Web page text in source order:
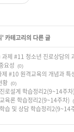
' 카테고리의 다른 글
제 #11 청소년 진로상담의
요성
(0)
#10 원격교육의 개념과 특
황 (0)
로설계 학습정리2(9~14주차)
육론 학습정리2(9~14주차)
습 및 상담 학습정리2(9~14